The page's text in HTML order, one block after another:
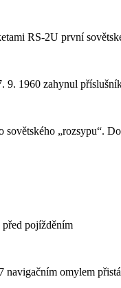
RS-2U první
1960 zahynul
„rozsypu“.
pojížděním
omylem